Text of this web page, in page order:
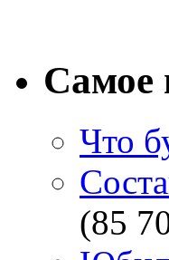
Самое
Что
(85